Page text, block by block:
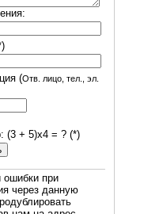
(Отв. лицо, тел., эл.
(3 + 5)х4 = ? (*)
ошибки при
через данную